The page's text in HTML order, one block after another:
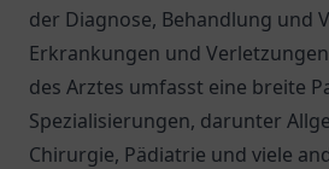
der Diagnose, Behandlung und
Erkrankungen und
des Arztes umfasst eine breite
Spezialisierungen, darunter
Chirurgie, Pädiatrie und viele